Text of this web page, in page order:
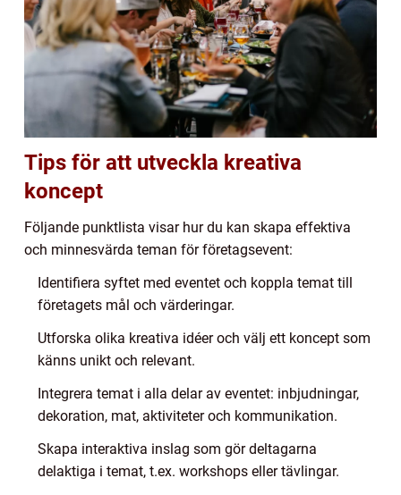
Tips för att utveckla kreativa
koncept
Följande punktlista visar hur du kan skapa effektiva
och minnesvärda teman för företagsevent:
Identifiera syftet med eventet och koppla temat till
företagets mål och värderingar.
Utforska olika kreativa idéer och välj ett koncept som
känns unikt och relevant.
Integrera temat i alla delar av eventet: inbjudningar,
dekoration, mat, aktiviteter och kommunikation.
Skapa interaktiva inslag som gör deltagarna
delaktiga i temat, t.ex. workshops eller tävlingar.